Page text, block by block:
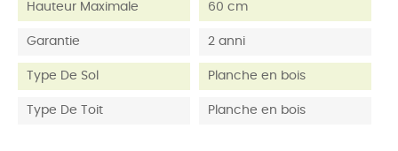
Hauteur Maximale 60 cm
Garantie 2 anni
Type De Sol Planche en bois
Type De Toit Planche en bois